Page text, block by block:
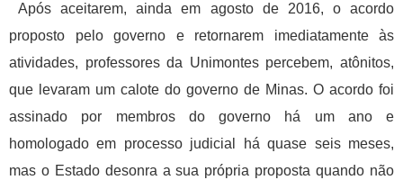
Após aceitarem, ainda em agosto de 2016, o acordo
proposto pelo governo e retornarem imediatamente às
atividades, professores da Unimontes percebem, atônitos,
que levaram um calote do governo de Minas. O acordo foi
assinado por membros do governo há um ano e
homologado em processo judicial há quase seis meses,
mas o Estado desonra a sua própria proposta quando não